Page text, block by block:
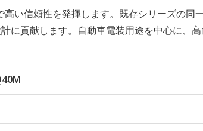
い信頼性を発揮します。既存シリーズの同
に貢献します。自動車電装用途を中心に、